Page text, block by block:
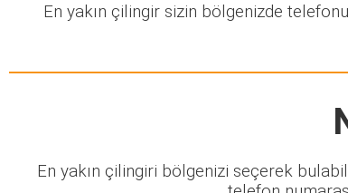
En yakın çilingir sizin bölgenizde
En yakın çilingiri bölgenizi seçerek